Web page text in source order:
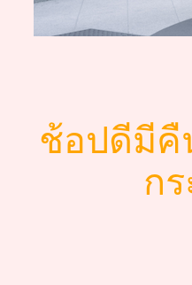
ช้อปดีมีคื
ก